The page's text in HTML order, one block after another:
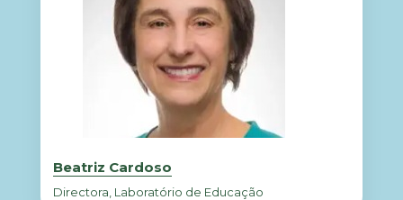
Beatriz Cardoso
Directora, Laboratório de Educação